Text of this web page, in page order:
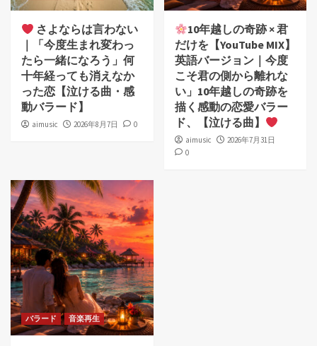
さよならは言わない
｜「今度生まれ変わっ
たら一緒になろう」何
十年経っても消えなか
った恋【泣ける曲・感
動バラード】
aimusic 2026年8月7日 0
10年越しの奇跡 × 君
だけを【YouTube MIX】
英語バージョン｜今度
こそ君の側から離れな
い」10年越しの奇跡を
描く感動の恋愛バラー
ド、【泣ける曲】
aimusic
2026年7月31日
0
バラード 音楽再生